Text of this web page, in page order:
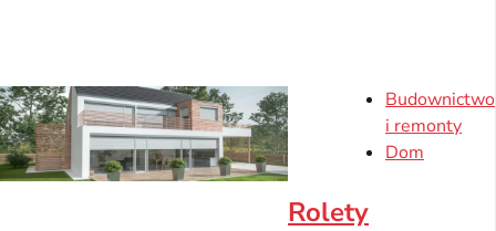
Budownictwo
i remonty
Dom
Rolety